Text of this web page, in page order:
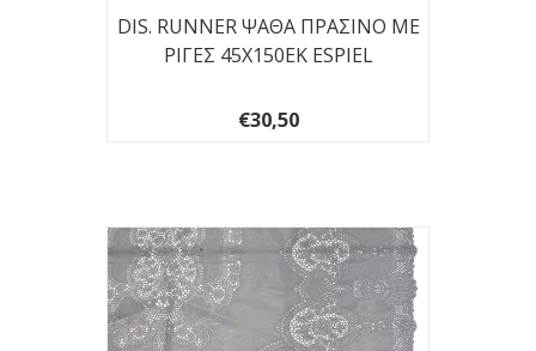
DIS. RUNNER ΨΑΘΑ ΠΡΑΣΙΝΟ ΜΕ
ΡΙΓΕΣ 45Χ150ΕΚ ESPIEL
€30,50